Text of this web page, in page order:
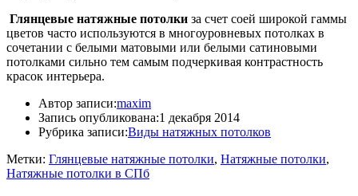
Глянцевые натяжные потолки за счет соей широкой гаммы
цветов часто используются в многоуровневых потолках в
сочетании с белыми матовыми или белыми сатиновыми
потолками сильно тем самым подчеркивая контрастность
красок интерьера.
Автор записи:maxim
Запись опубликована:1 декабря 2014
Рубрика записи:Виды натяжных потолков
Метки: Глянцевые натяжные потолки, Натяжные потолки,
Натяжные потолки в СПб